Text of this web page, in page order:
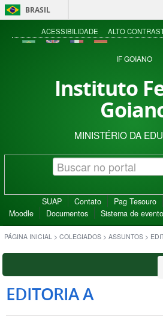
BRASIL
ACESSIBILIDADE ALTO
IF GOIANO
Instituto
MINISTÉRIO DA
SUAP Contato Pag Tesouro
Moodle
Documentos Sistema de
PÁGINA INICIAL > COLEGIADOS > ASSUNTOS >
EDITORIA A